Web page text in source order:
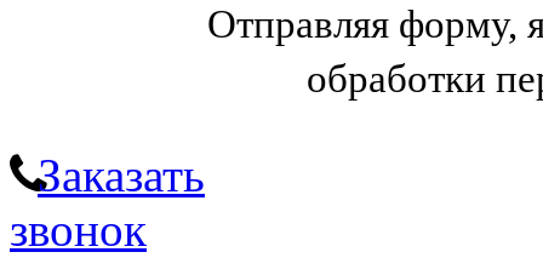
Отправляя форму,
обработки
Заказать
звонок